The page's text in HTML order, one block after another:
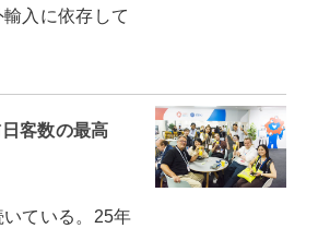
入に依存して
客数の最高
ている。25年